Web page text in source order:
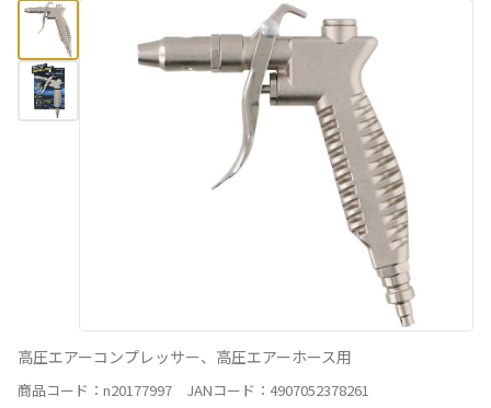
高圧エアーコンプレッサー、高圧エアーホース用
商品コード：n20177997 JANコード：4907052378261